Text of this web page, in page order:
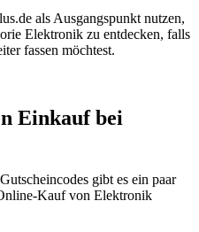
als Ausgangspunkt nutzen,
Elektronik zu entdecken, falls
fassen möchtest.
Einkauf bei
gibt es ein paar
Kauf von Elektronik